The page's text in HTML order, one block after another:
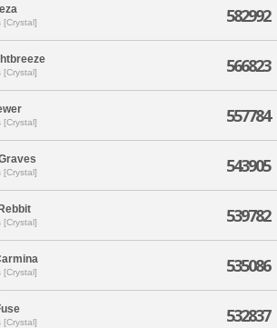
[Crystal] 582992
[Crystal] 566823
[Crystal] 557784
[Crystal] 543905
[Crystal] 539782
[Crystal] 535086
[Crystal] 532837